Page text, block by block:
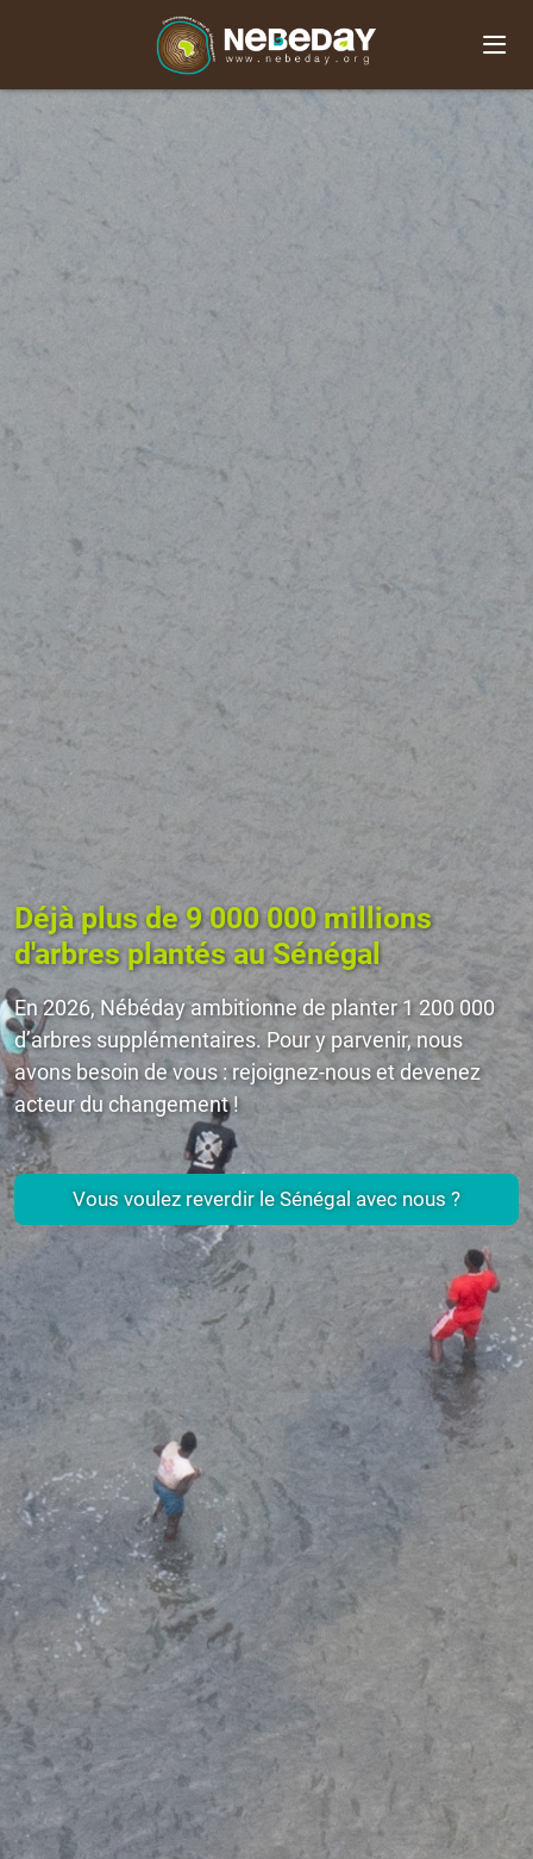
Déjà plus de 9 000 000 millions
d'arbres plantés au Sénégal
En 2026, Nébéday ambitionne de planter 1 200 000
d’arbres supplémentaires. Pour y parvenir, nous
avons besoin de vous : rejoignez-nous et devenez
acteur du changement !
Vous voulez reverdir le Sénégal avec nous ?